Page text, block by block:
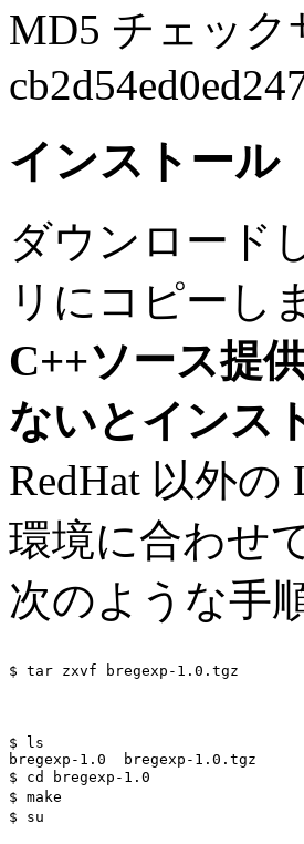
MD5 チェック
インストール
ダウンロード
リにコピーし
C++ソース提
ないとインス
RedHat 以外
環境に合わせ
次のような手
$ tar zxvf bregexp-1.0.tgz
$ ls
bregexp-1.0  bregexp-1.0.tgz
$ cd bregexp-1.0                     デ
$ make                               コン
$ su                                 エラ